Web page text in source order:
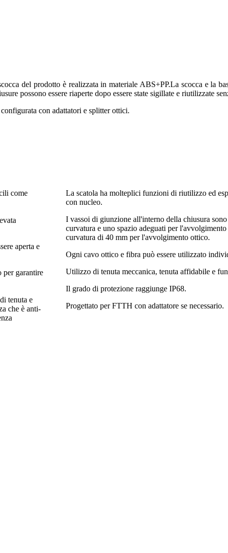
del prodotto è realizzata in materiale ABS+PP.La scocca e la
possono essere riaperte dopo essere state sigillate e riutilizzate
con adattatori e splitter ottici.
come
aperta e
per garantire
tenuta e
che è anti-
La scatola ha molteplici funzioni di riutilizzo ed
con nucleo.
I vassoi di giunzione all'interno della chiusura
curvatura e uno spazio adeguati per
curvatura di 40 mm per l'avvolgimento ottico.
Ogni cavo ottico e fibra può essere utilizzato
Utilizzo di tenuta meccanica, tenuta affidabile e
Il grado di protezione raggiunge IP68.
Progettato per FTTH con adattatore se necessario.